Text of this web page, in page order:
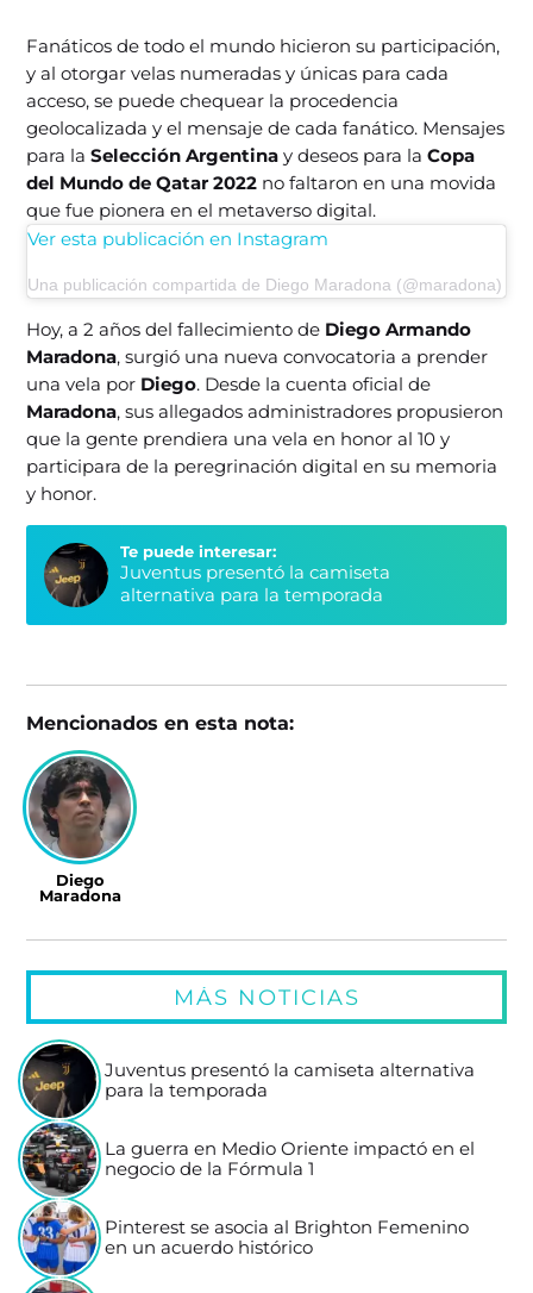
Fanáticos de todo el mundo hicieron su participación,
y al otorgar velas numeradas y únicas para cada
acceso, se puede chequear la procedencia
geolocalizada y el mensaje de cada fanático. Mensajes
para laSelección Argentinay deseos para laCopa
del Mundo de Qatar 2022 no faltaron en una movida
que fue pionera en el metaverso digital.
Ver esta publicación en Instagram
Una publicación compartida de Diego Maradona (@maradona)
Hoy, a 2 años del fallecimiento de Diego Armando
Maradona, surgió una nueva convocatoria a prender
una vela por Diego. Desde la cuenta oficial de
Maradona, sus allegados administradores propusieron
que la gente prendiera una vela en honor al 10 y
participara de la peregrinación digital en su memoria
y honor.
Te puede interesar:
Juventus presentó la camiseta
alternativa para la temporada
Mencionados en esta nota:
Diego
Maradona
MÁS NOTICIAS
Juventus presentó la camiseta alternativa
para la temporada
La guerra en Medio Oriente impactó en el
negocio de la Fórmula 1
Pinterest se asocia al Brighton Femenino
en un acuerdo histórico